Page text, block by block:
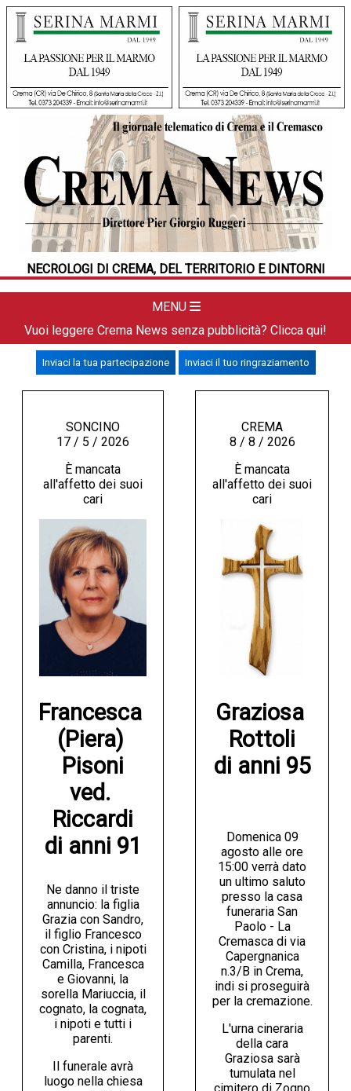
NECROLOGI DI CREMA, DEL TERRITORIO E DINTORNI
MENU
HOME
CRONACA
POLITICA
LA FOTO
DAL TERRITORIO
APPUNTAMENTI
Vuoi leggere Crema News senza pubblicità? Clicca qui!
Inviaci la tua partecipazione Inviaci il tuo ringraziamento
SONCINO
17 / 5 / 2026
È mancata
all'affetto dei suoi
cari
Francesca
(Piera)
Pisoni
ved.
Riccardi
di anni 91
Ne danno il triste
annuncio: la figlia
Grazia con Sandro,
il figlio Francesco
con Cristina, i nipoti
Camilla, Francesca
e Giovanni, la
sorella Mariuccia, il
cognato, la cognata,
i nipoti e tutti i
parenti.
Il funerale avrà
luogo nella chiesa
CREMA
8 / 8 / 2026
È mancata
all'affetto dei suoi
cari
Graziosa
Rottoli
di anni 95
Domenica 09
agosto alle ore
15:00 verrà dato
un ultimo saluto
presso la casa
funeraria San
Paolo - La
Cremasca di via
Capergnanica
n.3/B in Crema,
indi si proseguirà
per la cremazione.
L'urna cineraria
della cara
Graziosa sarà
tumulata nel
cimitero di Zogno